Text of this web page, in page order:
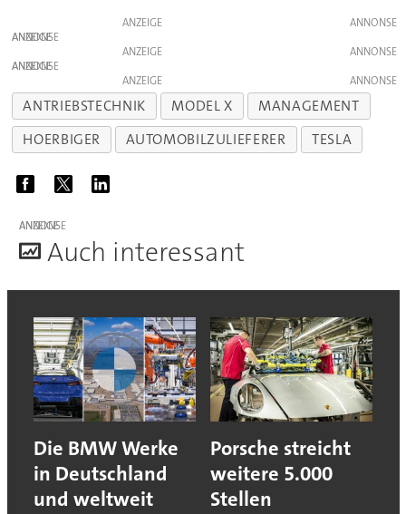
ANZEIGE
ANZEIGE
ANZEIGE
ANZEIGE
ANZEIGE
ANTRIEBSTECHNIK MODEL X
MANAGEMENT
HOERBIGER
AUTOMOBILZULIEFERER TESLA
ANZEIGE
Auch interessant
Die BMW Werke
in Deutschland
und weltweit
Porsche streicht
weitere 5.000
Stellen